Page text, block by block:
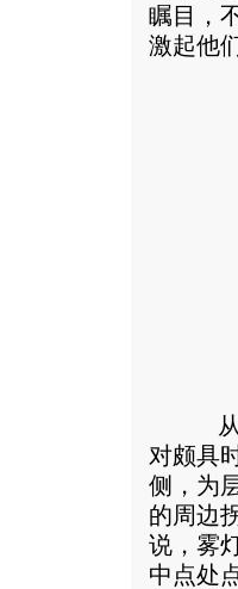
瞩目，
激起他
从
对颇具
侧，为
的周边
说，雾
中点处